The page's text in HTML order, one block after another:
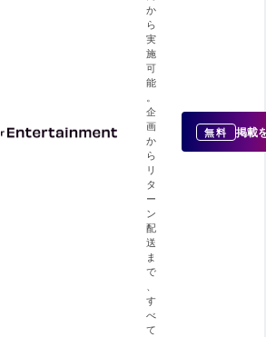
か
ら
実
施
可
能
。
企
画
か
ら
リ
タ
ー
ン
配
送
ま
で
、
す
べ
て
無料 掲載